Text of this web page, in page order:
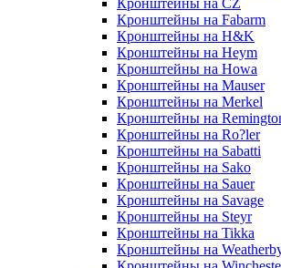
Кронштейны на CZ
Кронштейны на Fabarm
Кронштейны на H&K
Кронштейны на Heym
Кронштейны на Howa
Кронштейны на Mauser
Кронштейны на Merkel
Кронштейны на
Кронштейны на Ro?ler
Кронштейны на Sabatti
Кронштейны на Sako
Кронштейны на Sauer
Кронштейны на Savage
Кронштейны на Steyr
Кронштейны на Tikka
Кронштейны на